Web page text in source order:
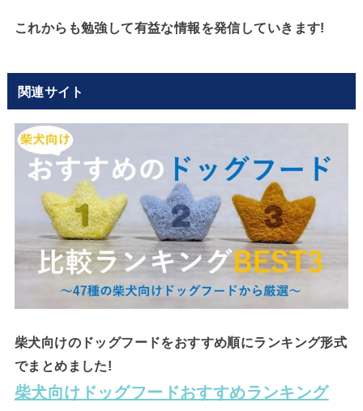
これからも勉強して有益な情報を発信していきます!
関連サイト
柴犬向けのドッグフードをおすすめ順にランキング形式
でまとめました!
柴犬向けドッグフードおすすめランキング